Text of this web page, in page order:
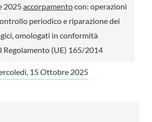
2025accorpamentocon: operazioni
periodico e riparazione dei
omologati in conformità
Regolamento (UE) 165/2014
15 Ottobre 2025